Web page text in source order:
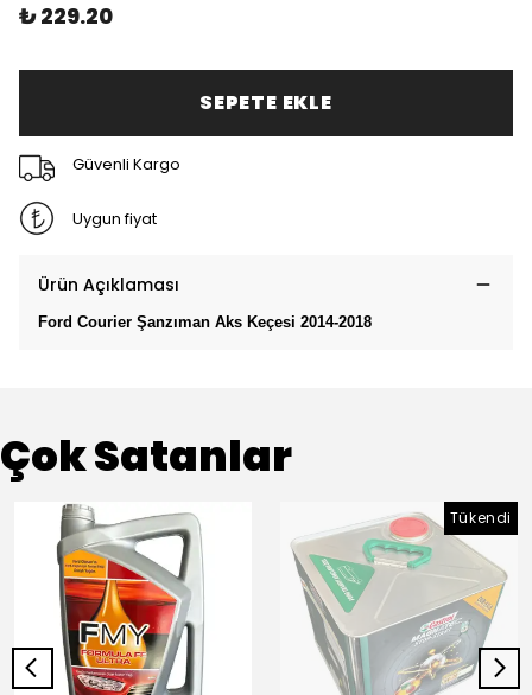
₺ 229.20
SEPETE EKLE
Güvenli Kargo
Uygun fiyat
Ürün Açıklaması
Ford Courier Şanzıman Aks Keçesi 2014-2018
Çok Satanlar
Tükendi